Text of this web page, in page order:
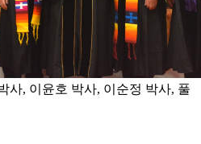
사, 이윤호 박사, 이순정 박사, 풀